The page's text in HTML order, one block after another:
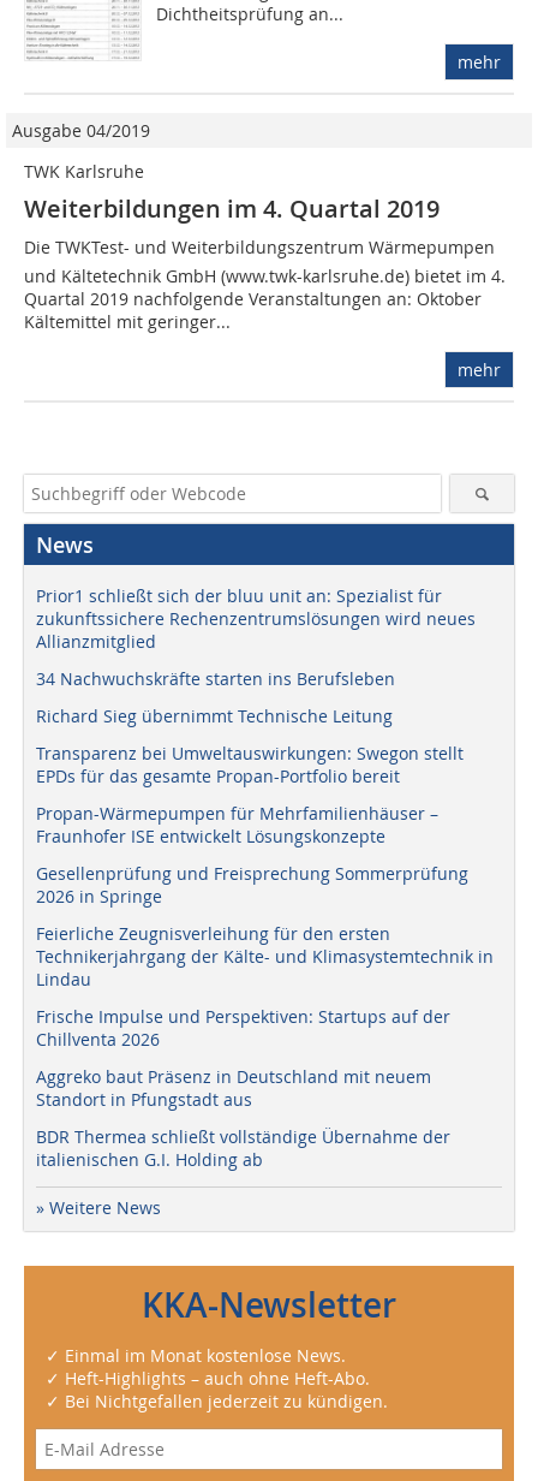
Dichtheitsprüfung an...
mehr
Ausgabe 04/2019
TWK Karlsruhe
Weiterbildungen im 4. Quartal 2019
Die TWKTest- und Weiterbildungszentrum Wärmepumpen
und Kältetechnik GmbH (www.twk-karlsruhe.de) bietet im 4.
Quartal 2019 nachfolgende Veranstaltungen an: Oktober
Kältemittel mit geringer...
mehr
News
Prior1 schließt sich der bluu unit an: Spezialist für
zukunftssichere Rechenzentrumslösungen wird neues
Allianzmitglied
34 Nachwuchskräfte starten ins Berufsleben
Richard Sieg übernimmt Technische Leitung
Transparenz bei Umweltauswirkungen: Swegon stellt
EPDs für das gesamte Propan-Portfolio bereit
Propan-Wärmepumpen für Mehrfamilienhäuser –
Fraunhofer ISE entwickelt Lösungskonzepte
Gesellenprüfung und Freisprechung Sommerprüfung
2026 in Springe
Feierliche Zeugnisverleihung für den ersten
Technikerjahrgang der Kälte- und Klimasystemtechnik in
Lindau
Frische Impulse und Perspektiven: Startups auf der
Chillventa 2026
Aggreko baut Präsenz in Deutschland mit neuem
Standort in Pfungstadt aus
BDR Thermea schließt vollständige Übernahme der
italienischen G.I. Holding ab
» Weitere News
KKA-Newsletter
✓ Einmal im Monat kostenlose News.
✓ Heft-Highlights – auch ohne Heft-Abo.
✓ Bei Nichtgefallen jederzeit zu kündigen.